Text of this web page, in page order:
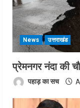
News उत्तराखंड
प्रेमनगर नंदा की
पहाड़ का सच